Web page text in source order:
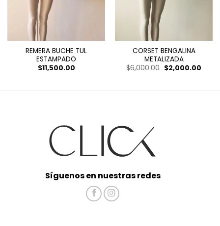
REMERA BUCHE TUL
ESTAMPADO
$11,500.00
CORSET BENGALINA
METALIZADA
$6,000.00 El
precio
$2,000.00El
Síguenos en nuestras redes